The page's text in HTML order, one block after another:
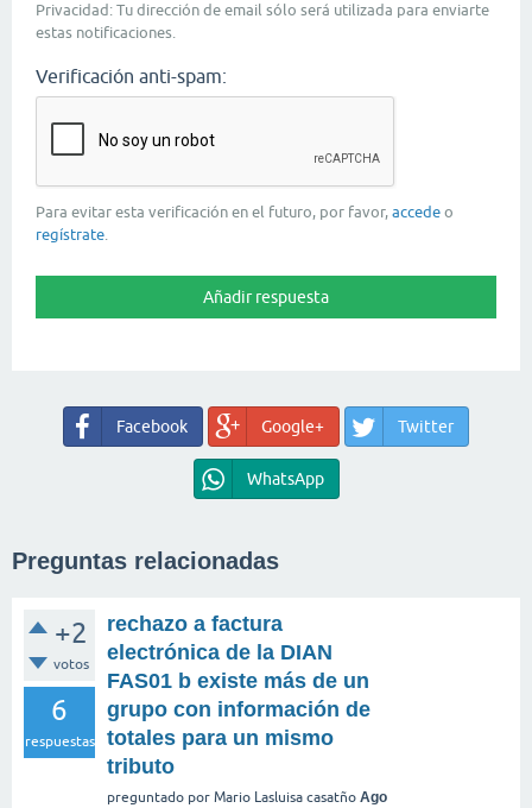
Privacidad: Tu dirección de email sólo será utilizada para enviarte
estas notificaciones.
Verificación anti-spam:
Para evitar esta verificación en el futuro, por favor, accede o
regístrate.
Facebook Google+ Twitter
WhatsApp
Preguntas relacionadas
+2
votos
6
respuestas
rechazo a factura
electrónica de la DIAN
FAS01 b existe más de un
grupo con información de
totales para un mismo
tributo
preguntado por Mario Lasluisa casatño Ago